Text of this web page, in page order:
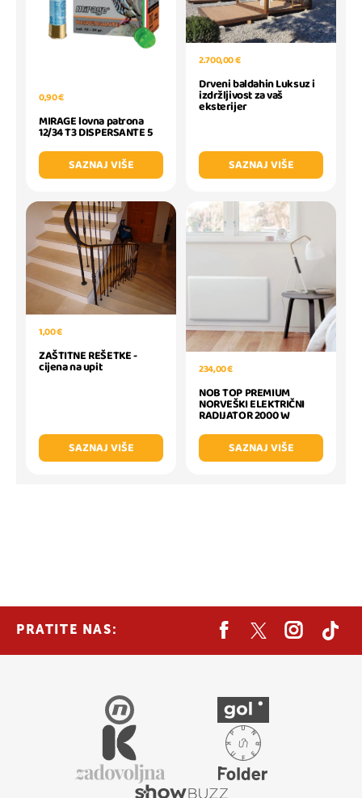
0,90 €
MIRAGE lovna patrona
12/34 T3 DISPERSANTE 5
SAZNAJ VIŠE
2.700,00 €
Drveni baldahin Luksuz i
izdržljivost za vaš
eksterijer
SAZNAJ VIŠE
1,00 €
ZAŠTITNE REŠETKE -
cijena na upit
SAZNAJ VIŠE
234,00 €
NOB TOP PREMIUM
NORVEŠKI ELEKTRIČNI
RADIJATOR 2000 W
SAZNAJ VIŠE
PRATITE NAS: